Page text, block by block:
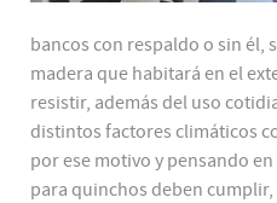
bancos con respaldo o sin él,
madera que habitará en el
resistir, además del uso
distintos factores climáticos
por ese motivo y pensando
para quinchos deben